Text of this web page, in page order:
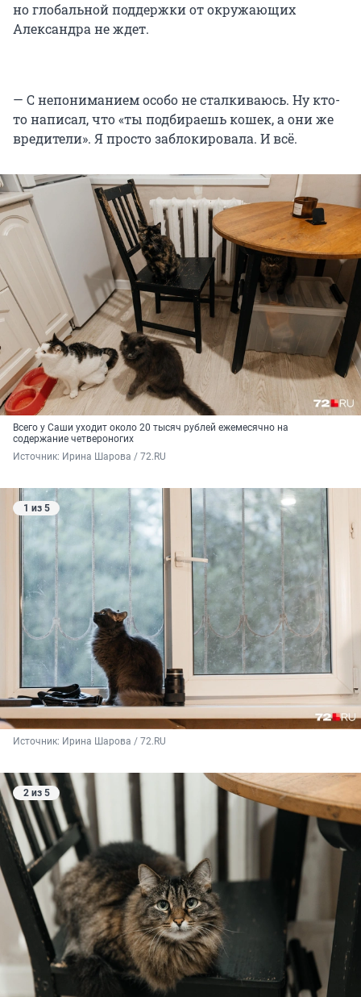
но глобальной поддержки от окружающих
Александра не ждет.
— С непониманием особо не сталкиваюсь. Ну кто-
то написал, что «ты подбираешь кошек, а они же
вредители». Я просто заблокировала. И всё.
Всего у Саши уходит около 20 тысяч рублей ежемесячно на
содержание четвероногих
Источник: Ирина Шарова / 72.RU
1 из 5
Источник: Ирина Шарова / 72.RU
2 из 5